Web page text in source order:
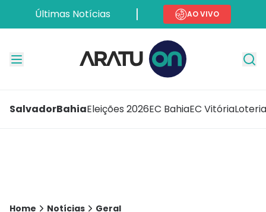
Últimas Notícias AO VIVO
SalvadorBahiaEleições 2026EC BahiaEC Vitória
Home Notícias Geral